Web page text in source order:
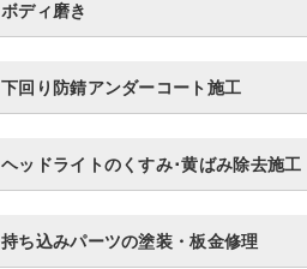
ボディ磨き
下回り防錆アンダーコート施工
ヘッドライトのくすみ･黄ばみ除去施工
持ち込みパーツの塗装・板金修理